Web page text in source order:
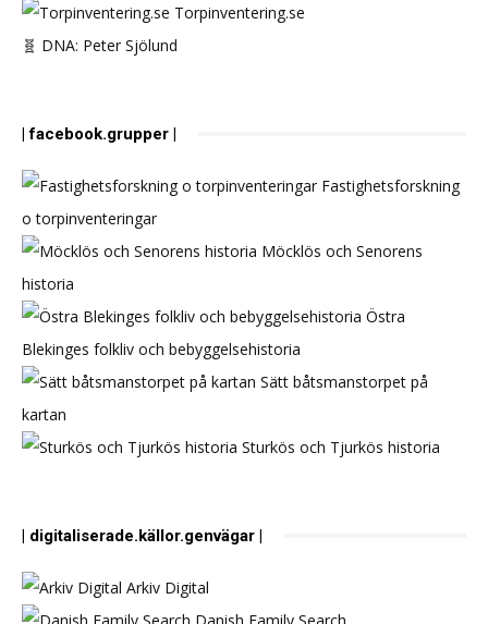
Torpinventering.se
🧬 DNA: Peter Sjölund
| facebook.grupper |
Fastighetsforskning
o torpinventeringar
Möcklös och Senorens
historia
Östra
Blekinges folkliv och bebyggelsehistoria
Sätt båtsmanstorpet på
kartan
Sturkös och Tjurkös historia
| digitaliserade.källor.genvägar |
Arkiv Digital
Danish Family Search